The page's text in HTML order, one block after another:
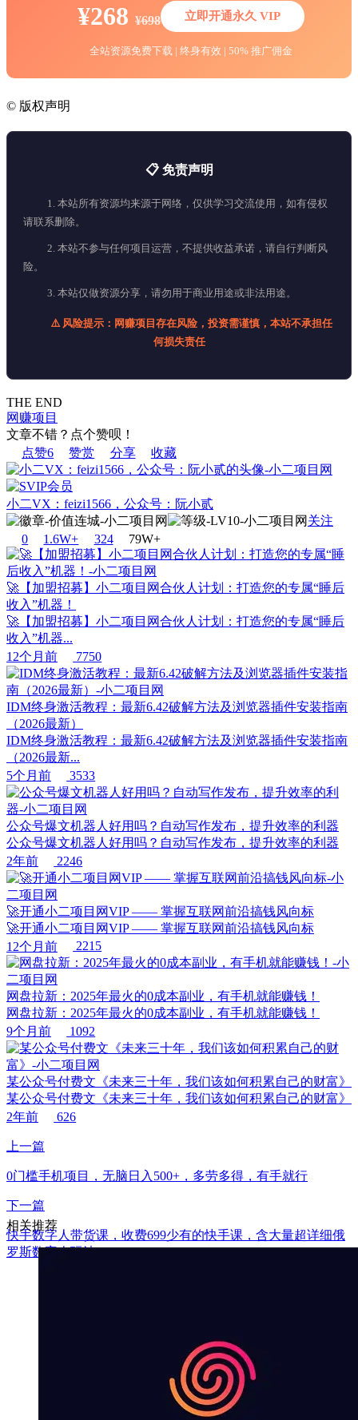
¥268 ¥698 立即开通永久 VIP
全站资源免费下载 | 终身有效 | 50% 推广佣金
© 版权声明
📋 免责声明
1. 本站所有资源均来源于网络，仅供学习交流使用，如有侵权
请联系删除。
2. 本站不参与任何项目运营，不提供收益承诺，请自行判断风
险。
3. 本站仅做资源分享，请勿用于商业用途或非法用途。
⚠️ 风险提示：网赚项目存在风险，投资需谨慎，本站不承担任
何损失责任
THE END
网赚项目
文章不错？点个赞呗！
点赞6 赞赏 分享 收藏
小二VX：feizi1566，公众号：阮小贰
关注
0
1.6W+ 324 79W+
🚀【加盟招募】小二项目网合伙人计划：打造您的专属“睡后
收入”机器！
🚀【加盟招募】小二项目网合伙人计划：打造您的专属“睡后
收入”机器...
12个月前
7750
IDM终身激活教程：最新6.42破解方法及浏览器插件安装指南
（2026最新）
IDM终身激活教程：最新6.42破解方法及浏览器插件安装指南
（2026最新...
5个月前
3533
公众号爆文机器人好用吗？自动写作发布，提升效率的利器
公众号爆文机器人好用吗？自动写作发布，提升效率的利器
2年前
2246
🚀开通小二项目网VIP —— 掌握互联网前沿搞钱风向标
🚀开通小二项目网VIP —— 掌握互联网前沿搞钱风向标
12个月前
2215
网盘拉新：2025年最火的0成本副业，有手机就能赚钱！
网盘拉新：2025年最火的0成本副业，有手机就能赚钱！
9个月前
1092
某公众号付费文《未来三十年，我们该如何积累自己的财富》
某公众号付费文《未来三十年，我们该如何积累自己的财富》
2年前
626
上一篇
0门槛手机项目，无脑日入500+，多劳多得，有手就行
下一篇
快手数字人带货课，收费699少有的快手课，含大量超详细俄
罗斯数字人玩法
相关推荐